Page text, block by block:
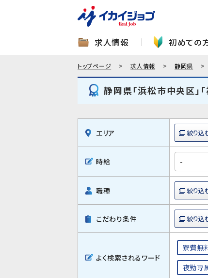
求人情報 初めての
トップページ 求人情報 静岡県
静岡県「浜松市中央区」
エリア
時給
職種
こだわり条件
よく検索されるワード
寮費無
夜勤専